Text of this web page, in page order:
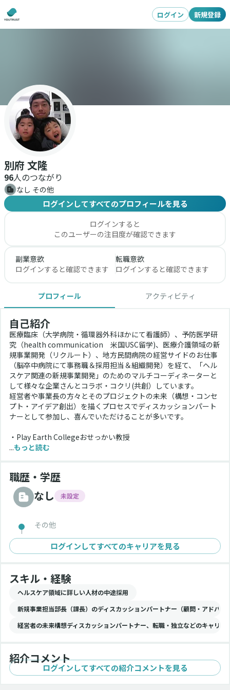
ログイン 新規登録
別府 文隆
96人のつながり
なし その他
ログインしてすべてのプロフィールを見る
ログインすると
このユーザーの注目度が確認できます
副業意欲
ログインすると確認できます
転職意欲
ログインすると確認できます
プロフィール アクティビティ
自己紹介
医療臨床（大学病院・循環器外科ほかにて看護師）、予防医学研
究（health communication　米国USC留学)、医療介護領域の新
規事業開発（リクルート）、地方民間病院の経営サイドのお仕事
（脳卒中病院にて事務職＆採用担当＆組織開発）を経て、「ヘル
スケア関連の新規事業開発」のためのマルチコーディネーターと
して様々な企業さんとコラボ・コクリ(共創）しています。
経営者や事業長の方々とそのプロジェクトの未来（構想・コンセ
プト・アイデア創出）を描くプロセスでディスカッションパート
ナーとして参加し、喜んでいただけることが多いです。
・Play Earth Collegeおせっかい教授
...もっと読む
職歴・学歴
なし
未設定
その他
ログインしてすべてのキャリアを見る
スキル・経験
ヘルスケア領域に詳しい人材の中途採用
新規事業担当部長（課長）のディスカッションパートナー（顧問・アドバイ
経営者の未来構想ディスカッションパートナー、転職・独立などのキャリア
紹介コメント
ログインしてすべての紹介コメントを見る